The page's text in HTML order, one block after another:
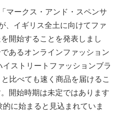
マークス・アンド・スペンサ
、イギリス全土に向けてファ
開始することを発表しまし
あるオンラインファッション
ストリートファッションブラ
比べても速く商品を届けるこ
開始時期は未定ではあります
に始まると見込まれていま